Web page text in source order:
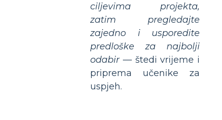
ciljevima projekta,
zatim pregledajte
zajedno i usporedite
predloške za najbolji
odabir— štedi vrijeme i
priprema učenike za
uspjeh.